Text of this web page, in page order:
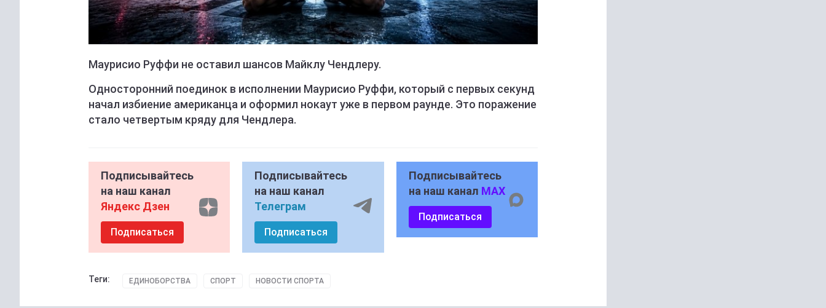
Маурисио Руффи не оставил шансов Майклу Чендлеру.
Односторонний поединок в исполнении Маурисио Руффи, который с первых секунд
начал избиение американца и оформил нокаут уже в первом раунде. Это поражение
стало четвертым кряду для Чендлера.
Подписывайтесь
на наш канал
Яндекс Дзен
Подписаться
Подписывайтесь
на наш канал
Телеграм
Подписаться
Подписывайтесь
на наш канал MAX
Подписаться
Теги: ЕДИНОБОРСТВА СПОРТ НОВОСТИ СПОРТА